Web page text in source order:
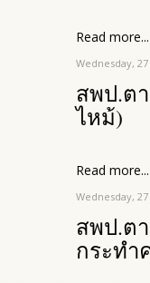
Read more...
Wednesday,
สพป.ต
ไหม้)
Read more...
Wednesday, 27
สพป.ต
กระทำ